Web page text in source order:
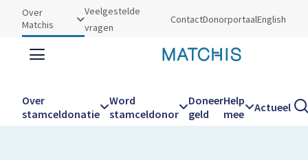
Utilities
Over
Matchis
Veelgestelde
vragen
ContactDonorportaalEnglish
Over
stamceldonatie
Word
stamceldonor
Doneer
geld
Help
mee
Actueel
Kruimelpad
Home Over Matchis Vacatures